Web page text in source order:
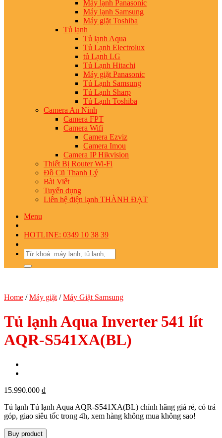
Máy lạnh Panasonic
Máy lạnh Samsung
Máy giặt Toshiba
Tủ lạnh
Tủ lạnh Aqua
Tủ Lạnh Electrolux
tủ Lạnh LG
Tủ Lạnh Hitachi
Máy giặt Panasonic
Tủ Lạnh Samsung
Tủ Lạnh Sharp
Tủ Lạnh Toshiba
Camera An Ninh
Camera FPT
Camera Wifi
Camera Ezviz
Camera Imou
Camera IP Hikvision
Thiết Bị Router Wi-Fi
Đồ Cũ Thanh Lý
Bài Viết
Tuyển dụng
Liên hệ điện lạnh THÀNH ĐẠT
Menu
HOTLINE: 0349 10 38 39
Search
for:
Home / Máy giặt / Máy Giặt Samsung
Tủ lạnh Aqua Inverter 541 lít
AQR-S541XA(BL)
15.990.000 ₫
Tủ lạnh Tủ lạnh Aqua AQR-S541XA(BL) chính hãng giá rẻ, có trả
góp, giao siêu tốc trong 4h, xem hàng không mua không sao!
Buy product